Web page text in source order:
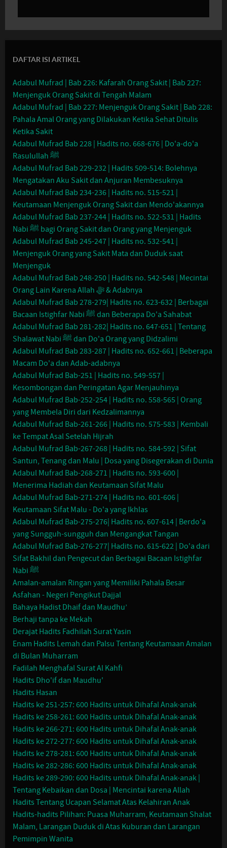
DAFTAR ISI ARTIKEL
Adabul Mufrad | Bab 226: Kafarah Orang Sakit | Bab 227:
Menjenguk Orang Sakit di Tengah Malam
Adabul Mufrad | Bab 227: Menjenguk Orang Sakit | Bab 228:
Pahala Amal Orang yang Dilakukan Ketika Sehat Ditulis
Ketika Sakit
Adabul Mufrad Bab 228 | Hadits no. 668-676 | Do'a-do'a
Rasulullah ﷺ
Adabul Mufrad Bab 229-232 | Hadits 509-514: Bolehnya
Mengatakan Aku Sakit dan Anjuran Membesuknya
Adabul Mufrad Bab 234-236 | Hadits no. 515-521 |
Keutamaan Menjenguk Orang Sakit dan Mendo'akannya
Adabul Mufrad Bab 237-244 | Hadits no. 522-531 | Hadits
Nabi ﷺ bagi Orang Sakit dan Orang yang Menjenguk
Adabul Mufrad Bab 245-247 | Hadits no. 532-541 |
Menjenguk Orang yang Sakit Mata dan Duduk saat
Menjenguk
Adabul Mufrad Bab 248-250 | Hadits no. 542-548 | Mecintai
Orang Lain Karena Allah ﷻ & Adabnya
Adabul Mufrad Bab 278-279| Hadits no. 623-632 | Berbagai
Bacaan Istighfar Nabi ﷺ dan Beberapa Do'a Sahabat
Adabul Mufrad Bab 281-282| Hadits no. 647-651 | Tentang
Shalawat Nabi ﷺ dan Do'a Orang yang Didzalimi
Adabul Mufrad Bab 283-287 | Hadits no. 652-661 | Beberapa
Macam Do'a dan Adab-adabnya
Adabul Mufrad Bab-251 | Hadits no. 549-557 |
Kesombongan dan Peringatan Agar Menjauhinya
Adabul Mufrad Bab-252-254 | Hadits no. 558-565 | Orang
yang Membela Diri dari Kedzalimannya
Adabul Mufrad Bab-261-266 | Hadits no. 575-583 | Kembali
ke Tempat Asal Setelah Hijrah
Adabul Mufrad Bab-267-268 | Hadits no. 584-592 | Sifat
Santun, Tenang dan Malu | Dosa yang Disegerakan di Dunia
Adabul Mufrad Bab-268-271 | Hadits no. 593-600 |
Menerima Hadiah dan Keutamaan Sifat Malu
Adabul Mufrad Bab-271-274 | Hadits no. 601-606 |
Keutamaan Sifat Malu - Do'a yang Ikhlas
Adabul Mufrad Bab-275-276| Hadits no. 607-614 | Berdo'a
yang Sungguh-sungguh dan Mengangkat Tangan
Adabul Mufrad Bab-276-277| Hadits no. 615-622 | Do'a dari
Sifat Bakhil dan Pengecut dan Berbagai Bacaan Istighfar
Nabi ﷺ
Amalan-amalan Ringan yang Memiliki Pahala Besar
Asfahan - Negeri Pengikut Dajjal
Bahaya Hadist Dhaif dan Maudhu’
Berhaji tanpa ke Mekah
Derajat Hadits Fadhilah Surat Yasin
Enam Hadits Lemah dan Palsu Tentang Keutamaan Amalan
di Bulan Muharram
Fadilah Menghafal Surat Al Kahfi
Hadits Dho'if dan Maudhu'
Hadits Hasan
Hadits ke 251-257: 600 Hadits untuk Dihafal Anak-anak
Hadits ke 258-261: 600 Hadits untuk Dihafal Anak-anak
Hadits ke 266-271: 600 Hadits untuk Dihafal Anak-anak
Hadits ke 272-277: 600 Hadits untuk Dihafal Anak-anak
Hadits ke 278-281: 600 Hadits untuk Dihafal Anak-anak
Hadits ke 282-286: 600 Hadits untuk Dihafal Anak-anak
Hadits ke 289-290: 600 Hadits untuk Dihafal Anak-anak |
Tentang Kebaikan dan Dosa | Mencintai karena Allah
Hadits Tentang Ucapan Selamat Atas Kelahiran Anak
Hadits-hadits Pilihan: Puasa Muharram, Keutamaan Shalat
Malam, Larangan Duduk di Atas Kuburan dan Larangan
Pemimpin Wanita